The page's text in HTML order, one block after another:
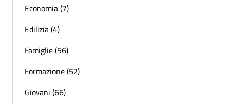
Economia (7)
Edilizia (4)
Famiglie (56)
Formazione (52)
Giovani (66)